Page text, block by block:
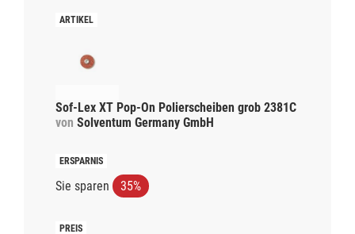
Sof-Lex XT Pop-On Polierscheiben grob 2381C
von Solventum Germany GmbH
Sie sparen 35%